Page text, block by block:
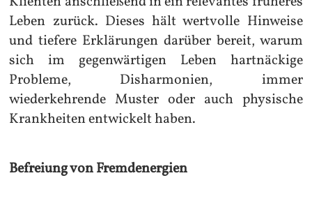
Leben zurück. Dieses hält wertvolle Hinweise
und tiefere Erklärungen darüber bereit, warum
sich im gegenwärtigen Leben hartnäckige
Probleme, Disharmonien, immer
wiederkehrende Muster oder auch physische
Krankheiten entwickelt haben.
Befreiung von Fremdenergien